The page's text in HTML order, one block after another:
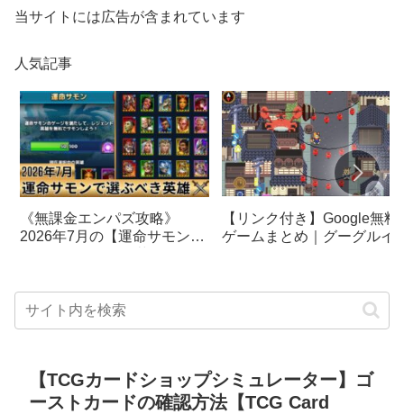
当サイトには広告が含まれています
人気記事
《無課金エンパズ攻略》
2026年7月の【運命サモン】
【リンク付き】Google無料
ゲームまとめ｜グーグルイ
クetc…
【TCGカードショップシミュレーター】ゴ
ーストカードの確認方法【TCG Card